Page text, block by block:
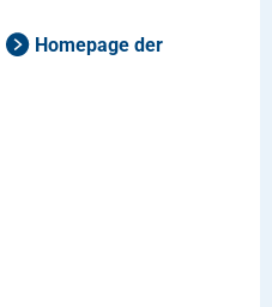
Homepage der